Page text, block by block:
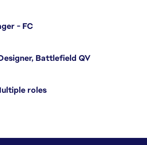
- FC
Battlefield QV
roles